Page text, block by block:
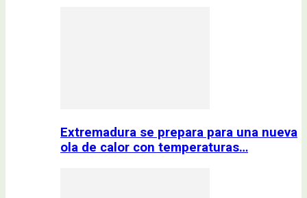
Extremadura se prepara para una nueva
ola de calor con temperaturas…